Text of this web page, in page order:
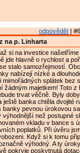
odpovědět |
na p. Linharta
si na investice
jde hlavně o rychlost a
stalo samozřejmostí.
nabízejí nízké a
mimořádných splátek bez
žádným majetkem! Toto z
trvat věčně. Byly
banka chtěla dvojité
banky pevnou úrokovou
výhodnější než postupné
vkladu v bance s
poplatků. Při úvěru
Když si k tomu
výhodný. A ty
pokryje poskytnutá